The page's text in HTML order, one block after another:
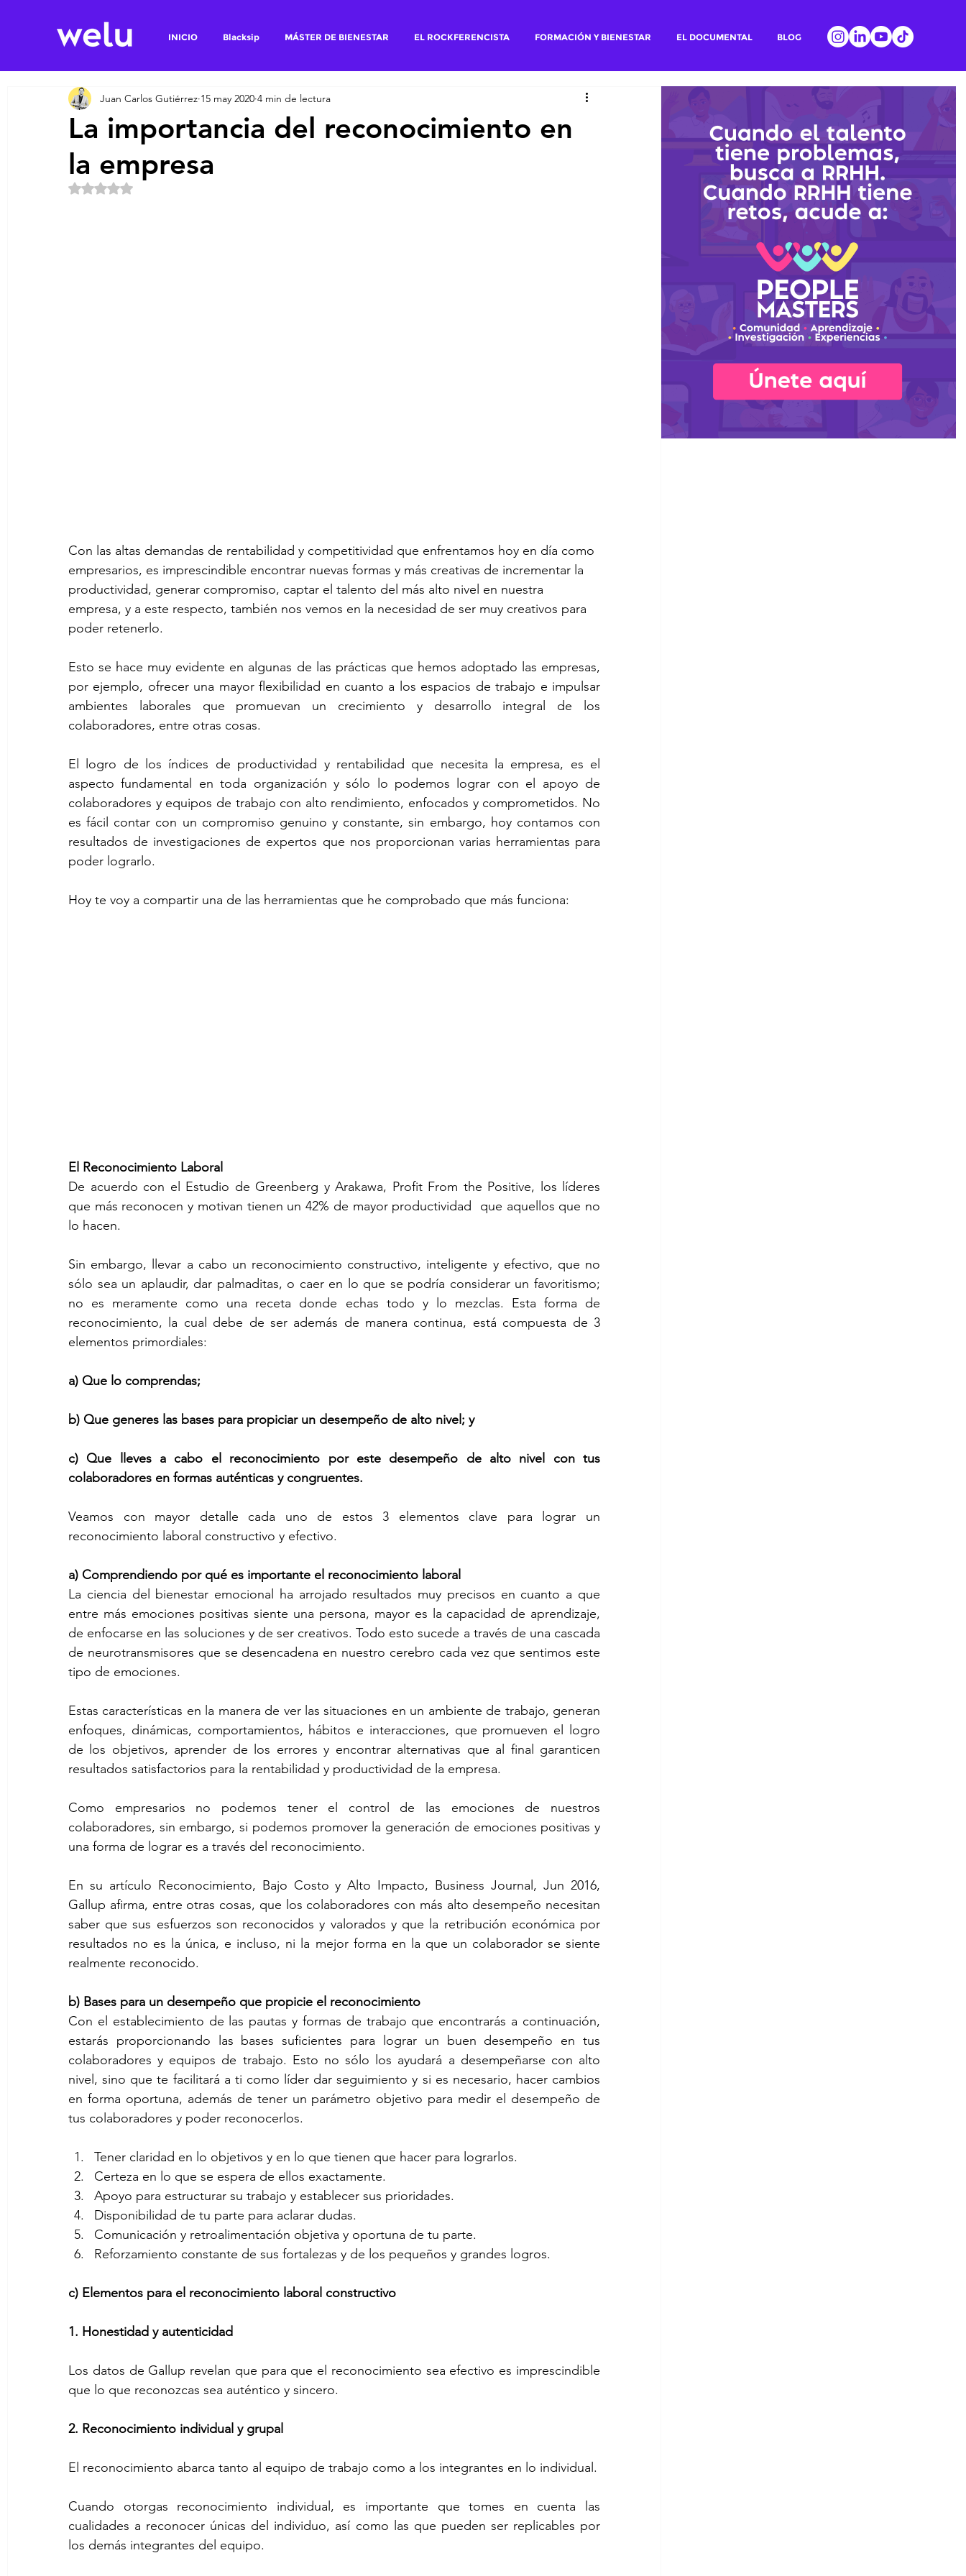
INICIO Blacksip MÁSTER DE BIENESTAR EL ROCKFERENCISTA FORMACIÓN Y BIENESTAR EL DOCUMENTAL BLOG
La importancia del reconocimiento en
la empresa
Juan Carlos Gutiérrez 15 may 2020 4 min de lectura
Obtuvo NaN de 5 estrellas.
Con las altas demandas de rentabilidad y competitividad que enfrentamos hoy en día como
empresarios, es imprescindible encontrar nuevas formas y más creativas de incrementar la
productividad, generar compromiso, captar el talento del más alto nivel en nuestra
empresa, y a este respecto, también nos vemos en la necesidad de ser muy creativos para
poder retenerlo.
Esto se hace muy evidente en algunas de las prácticas que hemos adoptado las empresas,
por ejemplo, ofrecer una mayor flexibilidad en cuanto a los espacios de trabajo e impulsar
ambientes laborales que promuevan un crecimiento y desarrollo integral de los
colaboradores, entre otras cosas.
El logro de los índices de productividad y rentabilidad que necesita la empresa, es el
aspecto fundamental en toda organización y sólo lo podemos lograr con el apoyo de
colaboradores y equipos de trabajo con alto rendimiento, enfocados y comprometidos. No
es fácil contar con un compromiso genuino y constante, sin embargo, hoy contamos con
resultados de investigaciones de expertos que nos proporcionan varias herramientas para
poder lograrlo.
Hoy te voy a compartir una de las herramientas que he comprobado que más funciona:
El Reconocimiento Laboral
De acuerdo con el Estudio de Greenberg y Arakawa, Profit From the Positive, los líderes
que más reconocen y motivan tienen un 42% de mayor productividad  que aquellos que no
lo hacen.
Sin embargo, llevar a cabo un reconocimiento constructivo, inteligente y efectivo, que no
sólo sea un aplaudir, dar palmaditas, o caer en lo que se podría considerar un favoritismo;
no es meramente como una receta donde echas todo y lo mezclas. Esta forma de
reconocimiento, la cual debe de ser además de manera continua, está compuesta de 3
elementos primordiales:
a) Que lo comprendas;
b) Que generes las bases para propiciar un desempeño de alto nivel; y
c) Que lleves a cabo el reconocimiento por este desempeño de alto nivel con tus
colaboradores en formas auténticas y congruentes.
Veamos con mayor detalle cada uno de estos 3 elementos clave para lograr un
reconocimiento laboral constructivo y efectivo.
a) Comprendiendo por qué es importante el reconocimiento laboral
La ciencia del bienestar emocional ha arrojado resultados muy precisos en cuanto a que
entre más emociones positivas siente una persona, mayor es la capacidad de aprendizaje,
de enfocarse en las soluciones y de ser creativos. Todo esto sucede a través de una cascada
de neurotransmisores que se desencadena en nuestro cerebro cada vez que sentimos este
tipo de emociones.
Estas características en la manera de ver las situaciones en un ambiente de trabajo, generan
enfoques, dinámicas, comportamientos, hábitos e interacciones, que promueven el logro
de los objetivos, aprender de los errores y encontrar alternativas que al final garanticen
resultados satisfactorios para la rentabilidad y productividad de la empresa.
Como empresarios no podemos tener el control de las emociones de nuestros
colaboradores, sin embargo, si podemos promover la generación de emociones positivas y
una forma de lograr es a través del reconocimiento.
En su artículo Reconocimiento, Bajo Costo y Alto Impacto, Business Journal, Jun 2016,
Gallup afirma, entre otras cosas, que los colaboradores con más alto desempeño necesitan
saber que sus esfuerzos son reconocidos y valorados y que la retribución económica por
resultados no es la única, e incluso, ni la mejor forma en la que un colaborador se siente
realmente reconocido.
b) Bases para un desempeño que propicie el reconocimiento
Con el establecimiento de las pautas y formas de trabajo que encontrarás a continuación,
estarás proporcionando las bases suficientes para lograr un buen desempeño en tus
colaboradores y equipos de trabajo. Esto no sólo los ayudará a desempeñarse con alto
nivel, sino que te facilitará a ti como líder dar seguimiento y si es necesario, hacer cambios
en forma oportuna, además de tener un parámetro objetivo para medir el desempeño de
tus colaboradores y poder reconocerlos.
Tener claridad en lo objetivos y en lo que tienen que hacer para lograrlos.
Certeza en lo que se espera de ellos exactamente.
Apoyo para estructurar su trabajo y establecer sus prioridades.
Disponibilidad de tu parte para aclarar dudas.
Comunicación y retroalimentación objetiva y oportuna de tu parte.
Reforzamiento constante de sus fortalezas y de los pequeños y grandes logros.
c) Elementos para el reconocimiento laboral constructivo
1. Honestidad y autenticidad
Los datos de Gallup revelan que para que el reconocimiento sea efectivo es imprescindible
que lo que reconozcas sea auténtico y sincero.
2. Reconocimiento individual y grupal
El reconocimiento abarca tanto al equipo de trabajo como a los integrantes en lo individual.
Cuando otorgas reconocimiento individual, es importante que tomes en cuenta las
cualidades a reconocer únicas del individuo, así como las que pueden ser replicables por
los demás integrantes del equipo.